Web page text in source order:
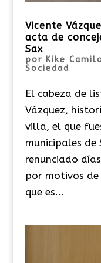
Vicente
acta de
Sax
por Kike
Sociedad
El cabeza de
Vázquez,
villa, el que
municipales de
renunciado
por motivos
que es...